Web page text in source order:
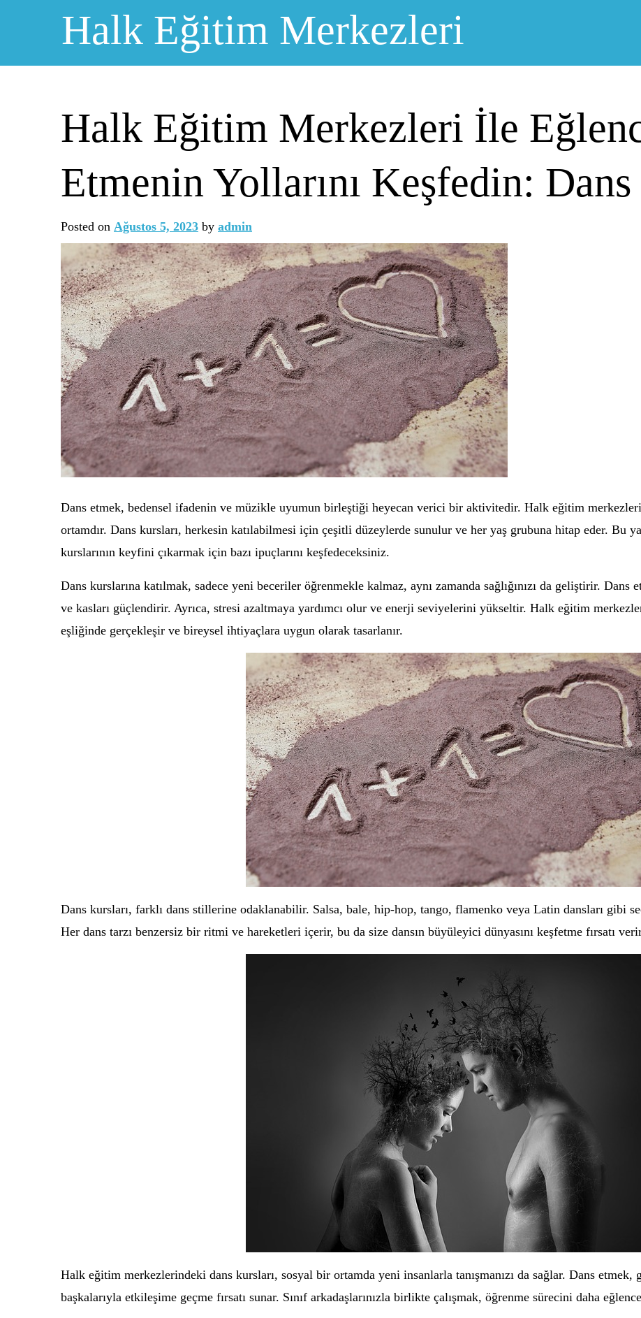
Halk Eğitim Merkezleri
Halk Eğitim Merkezleri İle
Etmenin Yollarını Keşfedin:
Posted on Ağustos 5, 2023 by admin
Dans etmek, bedensel ifadenin ve müzikle uyumun birleştiği heyecan verici bir aktivitedir. Halk eğitim
ortamdır. Dans kursları, herkesin katılabilmesi için çeşitli düzeylerde sunulur ve her yaş grubuna hitap eder. Bu
kurslarının keyfini çıkarmak için bazı ipuçlarını keşfedeceksiniz.
Dans kurslarına katılmak, sadece yeni beceriler öğrenmekle kalmaz, aynı zamanda sağlığınızı da geliştirir.
ve kasları güçlendirir. Ayrıca, stresi azaltmaya yardımcı olur ve enerji seviyelerini yükseltir. Halk eğitim
eşliğinde gerçekleşir ve bireysel ihtiyaçlara uygun olarak tasarlanır.
Dans kursları, farklı dans stillerine odaklanabilir. Salsa, bale, hip-hop, tango, flamenko veya Latin dansları gibi
Her dans tarzı benzersiz bir ritmi ve hareketleri içerir, bu da size dansın büyüleyici dünyasını keşfetme fırsatı
Halk eğitim merkezlerindeki dans kursları, sosyal bir ortamda yeni insanlarla tanışmanızı da sağlar. Dans
başkalarıyla etkileşime geçme fırsatı sunar. Sınıf arkadaşlarınızla birlikte çalışmak, öğrenme sürecini daha